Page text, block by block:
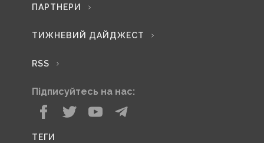
ПАРТНЕРИ
ТИЖНЕВИЙ ДАЙДЖЕСТ
RSS
Підписуйтесь на нас:
ТЕГИ